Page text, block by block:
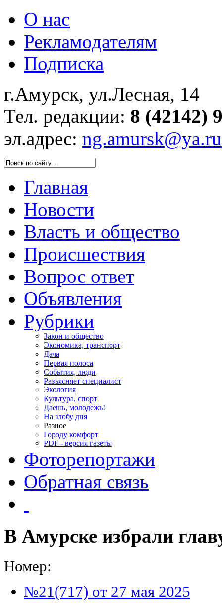
О нас
Рекламодателям
Подписка
г.Амурск, ул.Лесная, 14
Тел. редакции: 8 (42142)
эл.адрес: ng.amursk@ya.ru
Главная
Новости
Власть и общество
Происшествия
Вопрос ответ
Объявления
Рубрики
Закон и общество
Экономика, транспорт
Дача
Первая полоса
События, люди
Разъясняет специалист
Экология
Культура, спорт
Даешь, молодежь!
На злобу дня
Разное
Городу комфорт
PDF - версия газеты
Фоторепортажи
Обратная связь
В Амурске избрали
Номер:
№21(717) от 27 мая 2025